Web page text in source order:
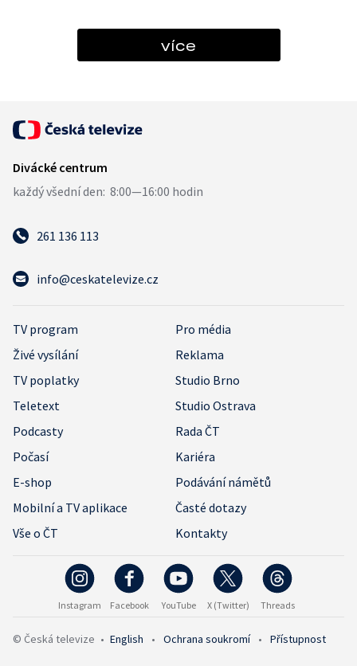
více
261 136 113
info@ceskatelevize.cz
TV program
Pro média
Živé vysílání
Reklama
TV poplatky
Studio Brno
Teletext
Studio Ostrava
Podcasty
Rada ČT
Počasí
Kariéra
E-shop
Podávání námětů
Mobilní a TV aplikace
Časté dotazy
Vše o ČT
Kontakty
Instagram Facebook YouTube X (Twitter) Threads
© Česká televize • English • Ochrana soukromí • Přístupnost